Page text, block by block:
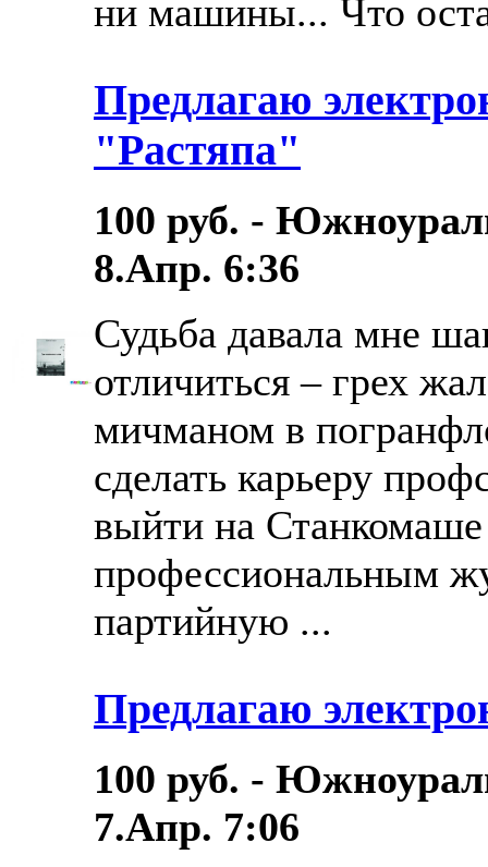
ни машины... Что
Предлагаю
"Растяпа"
100 руб. -
8.Апр. 6:36
Судьба давала мне
отличиться – грех
мичманом в
сделать карьеру
выйти на Станкомаше
профессиональным
партийную ...
Предлагаю
100 руб. -
7.Апр. 7:06